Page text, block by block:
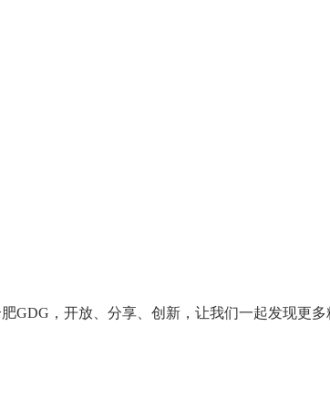
GDG，开放、分享、创新，让我们一起发现更多